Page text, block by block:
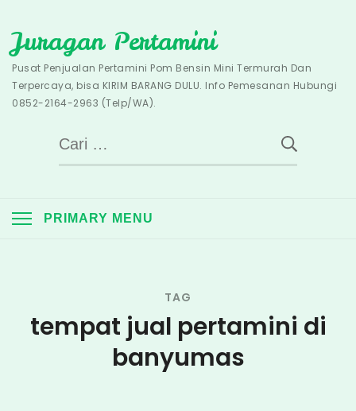
to
content
Juragan Pertamini
Pusat Penjualan Pertamini Pom Bensin Mini Termurah Dan
Terpercaya, bisa KIRIM BARANG DULU. Info Pemesanan Hubungi
0852-2164-2963 (Telp/WA).
Cari
untuk:
PRIMARY MENU
TAG
tempat jual pertamini di
banyumas